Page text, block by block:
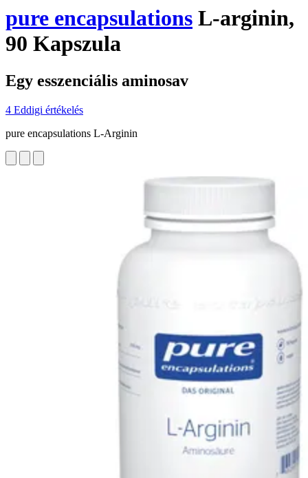
pure encapsulations L-arginin,
90 Kapszula
Egy esszenciális aminosav
4 Eddigi értékelés
pure encapsulations L-Arginin